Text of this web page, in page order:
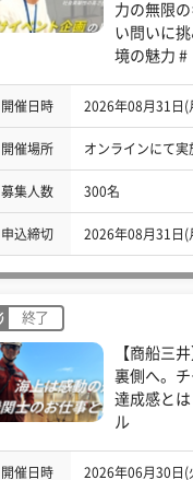
力の無限
い問いに
境の魅力 #
開催日時 2026年08月31日(
開催場所 オンラインにて実
募集人数 300名
申込締切 2026年08月31日(
終了
【商船三
裏側へ。
達成感と
ル
開催日時 2026年06月30日(